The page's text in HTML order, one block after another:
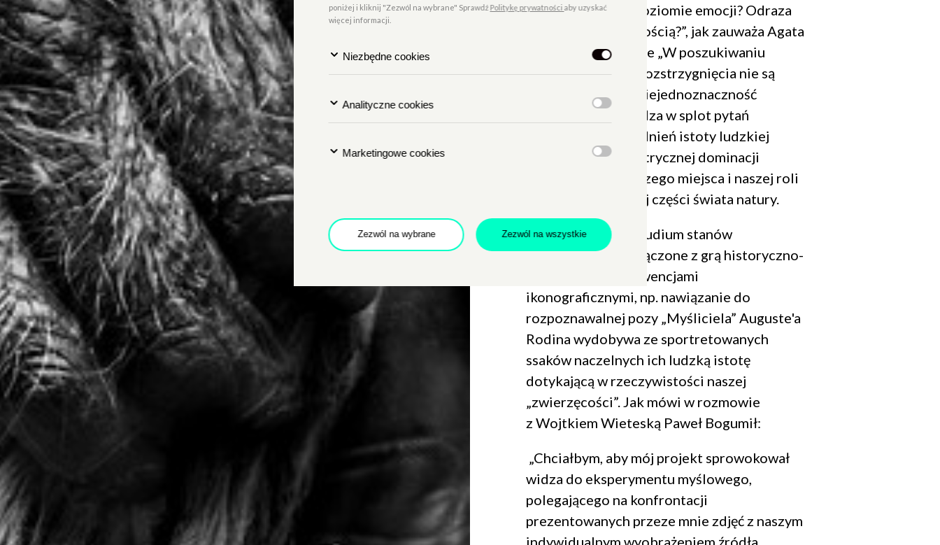
Dołącz do newslettera
POTWIERDŹ ADRES EMAIL
porozumienie na poziomie emocji? Odraza
spleciona z ciekawością?”, jak zauważa Agata
Czarnecka w tekście „W poszukiwaniu
ciemnego lustra”. Rozstrzygnięcia nie są
tutaj oczywiste, a niejednoznaczność
odbioru wciąga widza w splot pytań
dotykających zagadnień istoty ludzkiej
natury, antropocentrycznej dominacji
człowieka oraz naszego miejsca i naszej roli
jako nierozerwalnej części świata natury.
Pełne uważności studium stanów
emocjonalnych połączone z grą historyczno-
artystycznymi konwencjami
ikonograficznymi, np. nawiązanie do
rozpoznawalnej pozy „Myśliciela” Auguste'a
Rodina wydobywa ze sportretowanych
ssaków naczelnych ich ludzką istotę
dotykającą w rzeczywistości naszej
„zwierzęcości”. Jak mówi w rozmowie
z Wojtkiem Wieteską Paweł Bogumił:
„Chciałbym, aby mój projekt sprowokował
widza do eksperymentu myślowego,
polegającego na konfrontacji
prezentowanych przeze mnie zdjęć z naszym
indywidualnym wyobrażeniem źródła
poniżej i kliknij "Zezwól na wybrane" Sprawdź Politykę prywatności aby uzyskać
więcej informacji.
Niezbędne cookies
Analityczne cookies
Marketingowe cookies
Zezwól na wybrane Zezwól na wszystkie